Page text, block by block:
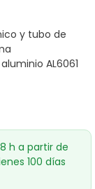
y tubo de
AL6061
h a partir de
100 días